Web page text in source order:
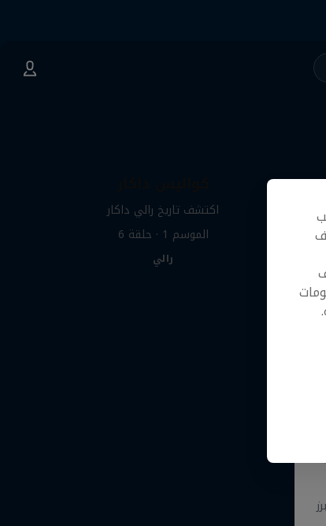
اكتشف تاريخ رالي داكار
الموسم ‎1‎ · حلقة ‎6‎
رالي